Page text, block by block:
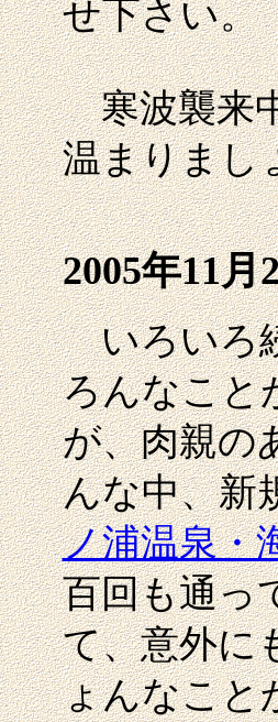
せ下さい。
寒波襲来中
温まりまし
2005年11月
いろいろ
ろんなこと
が、肉親の
んな中、新
ノ浦温泉・
百回も通っ
て、意外に
ょんなこと